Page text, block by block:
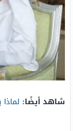
شاهد أيضًا: